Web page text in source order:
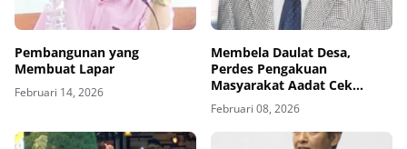
Pembangunan yang
Membuat Lapar
Februari 14, 2026
Membela Daulat Desa,
Perdes Pengakuan
Masyarakat Aadat Cek
Bocek Bukan Pelampauan
Kewenangan
Februari 08, 2026